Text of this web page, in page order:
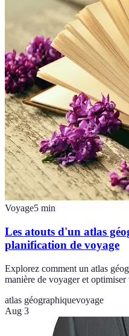
Voyage5 min
Les atouts d'un atlas
planification de voyage
Explorez comment un atlas
manière de voyager et
atlas géographiquevoyage
Aug 3